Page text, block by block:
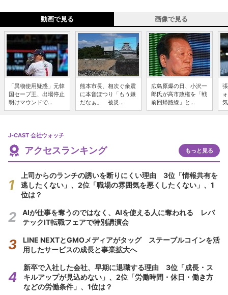
動画で見る 画像で見る
「異物使用疑惑」元韓
国セーブ王、出場停止
明けマウンドで...
熊本市長、相次ぐ余震
に本音ぽつり「もう嫌
だなぁ」 被災...
広島原爆の日、小沢一
郎氏が高市政権を「戦
前回帰路線」と...
J-CAST 会社ウォッチ
アクセスランキング もっと見る
上司からのランチの誘いを断りにくい理由 3位「情報共有を
逃したくない」、2位「職場の雰囲気を悪くしたくない」、1
位は？
AIが仕事を奪うのではなく、AIを使える人に奪われる レバ
テックIT転職フェアで特別講演会
LINE NEXTとGMOメディアがタッグ ステーブルコインを活
用したサービスの成長と事業拡大へ
新卒で入社した会社、早期に退職する理由 3位「成長・ス
キルアップが見込めない」、2位「労働時間・休日・働き方
などの労働条件」、1位は？